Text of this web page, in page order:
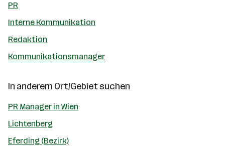
PR
Interne Kommunikation
Redaktion
Kommunikationsmanager
In anderem Ort/Gebiet suchen
PR Manager in Wien
Lichtenberg
Eferding (Bezirk)